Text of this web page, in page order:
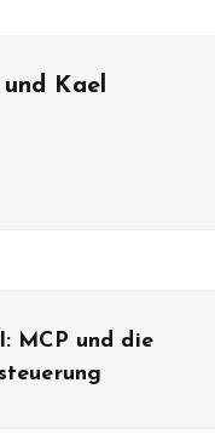
Kael
MCP und die